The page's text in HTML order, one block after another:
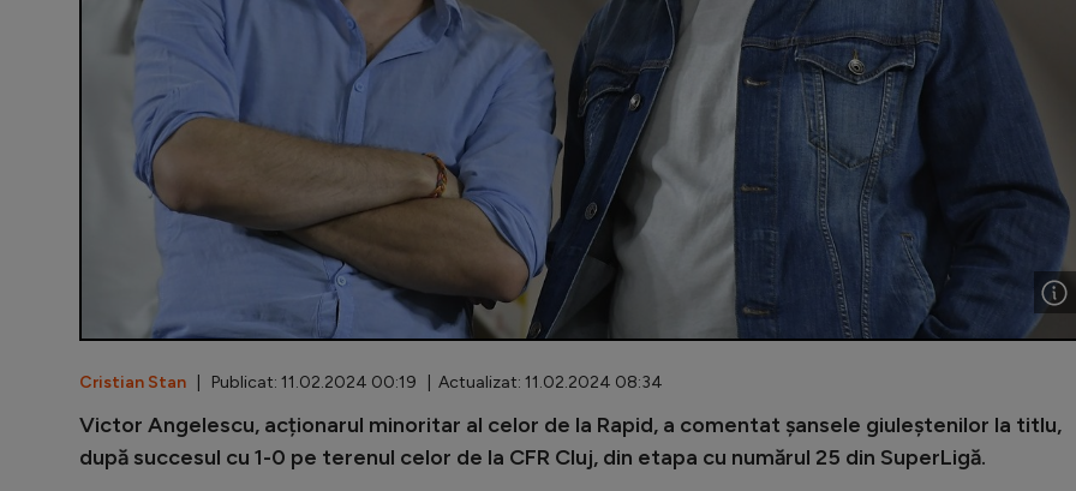
Cristian Stan | Publicat: 11.02.2024 00:19 | Actualizat: 11.02.2024 08:34
Victor Angelescu, acționarul minoritar al celor de la Rapid, a comentat șansele giuleștenilor la titlu,
după succesul cu 1-0 pe terenul celor de la CFR Cluj, din etapa cu numărul 25 din SuperLigă.